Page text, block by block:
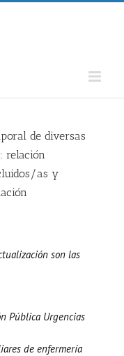
de diversas
relación
as y
son las
Pública Urgencias
de enfermería